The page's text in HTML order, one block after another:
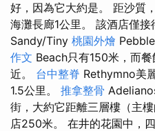
好，因為它大約是。 距沙質
海灘長廊1公里。 該酒店僅
Sandy/Tiny 桃園外燴 Pebble
作文 Beach只有150米，而
近。 台中整脊 Rethymno美
1.5公里。 推拿整骨
街，大約它距離三層樓（主
店250米。 在井的花園中，